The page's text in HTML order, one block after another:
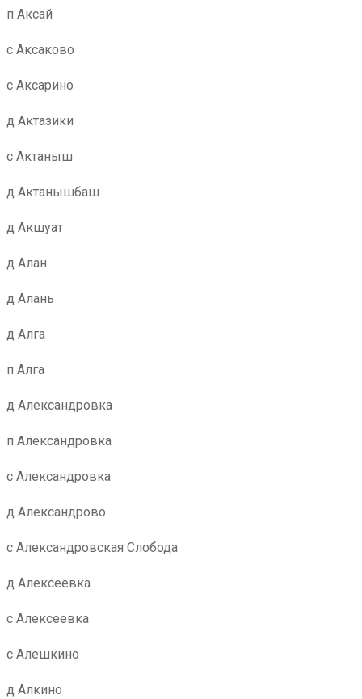
п Аксай
с Аксаково
с Аксарино
д Актазики
с Актаныш
д Актанышбаш
д Акшуат
д Алан
д Алань
д Алга
п Алга
д Александровка
п Александровка
с Александровка
д Александрово
с Александровская Слобода
д Алексеевка
с Алексеевка
с Алешкино
д Алкино